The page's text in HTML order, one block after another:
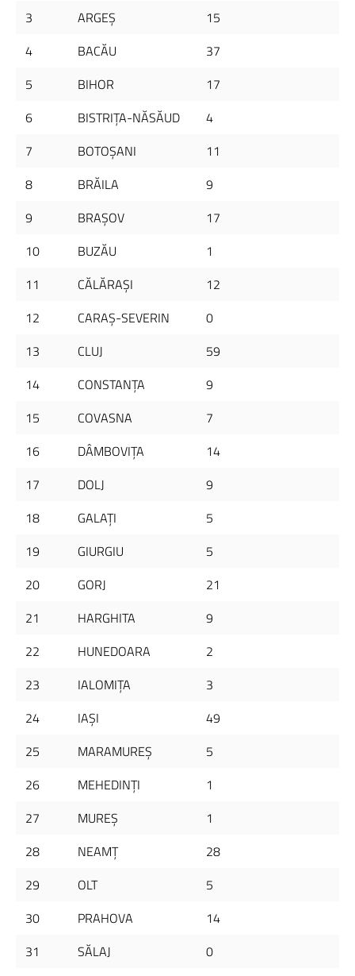
3
ARGEŞ
15
4
BACĂU
37
5
BIHOR
17
6
BISTRIŢA-NĂSĂUD
4
7
BOTOŞANI
11
8
BRĂILA
9
9
BRAŞOV
17
10
BUZĂU
1
11
CĂLĂRAŞI
12
12
CARAŞ-SEVERIN
0
13
CLUJ
59
14
CONSTANŢA
9
15
COVASNA
7
16
DÂMBOVIŢA
14
17
DOLJ
9
18
GALAŢI
5
19
GIURGIU
5
20
GORJ
21
21
HARGHITA
9
22
HUNEDOARA
2
23
IALOMIŢA
3
24
IAŞI
49
25
MARAMUREŞ
5
26
MEHEDINŢI
1
27
MUREŞ
1
28
NEAMŢ
28
29
OLT
5
30
PRAHOVA
14
31
SĂLAJ
0